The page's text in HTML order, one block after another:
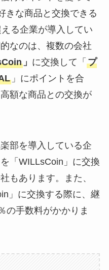
きな商品と交換できる
る企業が導入してい
なのは、複数の会社
」 に交換して「 プ
」にポイントを合
額な商品との交換が
部を導入している企
「WILLsCoin」に交換
もあります。また、
」に交換する際に、継
の手数料がかかりま